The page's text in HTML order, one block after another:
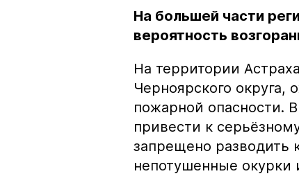
На большей части
вероятность
На территории
Черноярского
пожарной опасности.
привести к
запрещено разводить
непотушенные окурки